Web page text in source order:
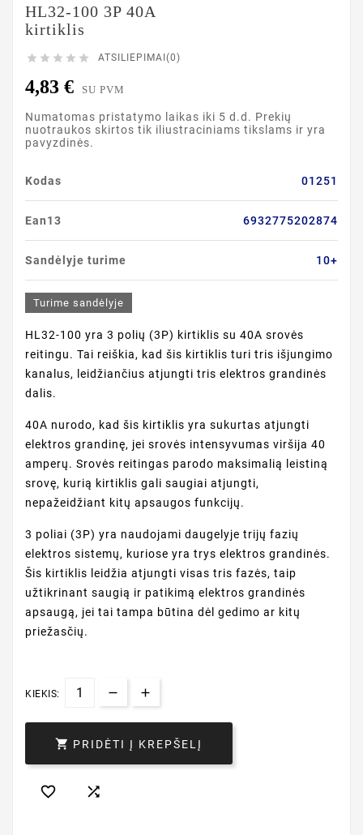
HL32-100 3P 40A
kirtiklis
     ATSILIEPIMAI(0)
4,83 € SU PVM
Numatomas pristatymo laikas iki 5 d.d. Prekių
nuotraukos skirtos tik iliustraciniams tikslams ir yra
pavyzdinės.
Kodas 01251
Ean13 6932775202874
Sandėlyje turime 10+
Turime sandėlyje
HL32-100 yra 3 polių (3P) kirtiklis su 40A srovės
reitingu. Tai reiškia, kad šis kirtiklis turi tris išjungimo
kanalus, leidžiančius atjungti tris elektros grandinės
dalis.
40A nurodo, kad šis kirtiklis yra sukurtas atjungti
elektros grandinę, jei srovės intensyvumas viršija 40
amperų. Srovės reitingas parodo maksimalią leistiną
srovę, kurią kirtiklis gali saugiai atjungti,
nepažeidžiant kitų apsaugos funkcijų.
3 poliai (3P) yra naudojami daugelyje trijų fazių
elektros sistemų, kuriose yra trys elektros grandinės.
Šis kirtiklis leidžia atjungti visas tris fazės, taip
užtikrinant saugią ir patikimą elektros grandinės
apsaugą, jei tai tampa būtina dėl gedimo ar kitų
priežasčių.
KIEKIS:
 PRIDĖTI Į KREPŠELĮ
 